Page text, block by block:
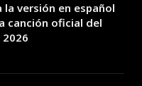
la versión en español
canción oficial del
2026